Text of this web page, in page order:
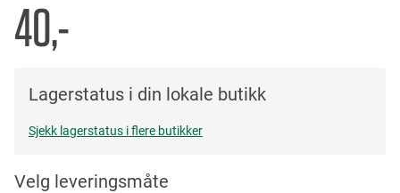
40,-
Lagerstatus i din lokale butikk
Sjekk lagerstatus i flere butikker
Velg leveringsmåte
the
images
gallery